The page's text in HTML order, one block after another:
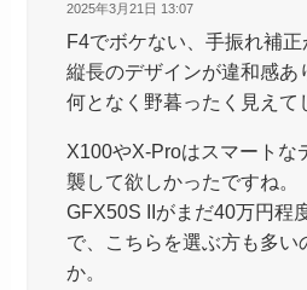
2025年3月21日 13:07
F4でボケない、手振れ補正
縦長のデザインが違和感あ
何となく野暮ったく見えて
X100やX-Proはスマートな
襲して欲しかったですね。
GFX50S IIがまだ40万円程
で、こちらを選ぶ方も多い
か。